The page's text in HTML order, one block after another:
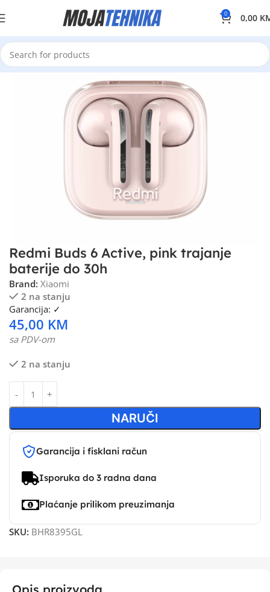
0 0,00
Redmi Buds 6 Active, pink trajanje
baterije do 30h
Brand: Xiaomi
2 na stanju
Garancija: ✓
45,00 KM
sa PDV-om
2 na stanju
NARUČI
Garancija i fisklani račun
Isporuka do 3 radna dana
Plaćanje prilikom preuzimanja
SKU: BHR8395GL